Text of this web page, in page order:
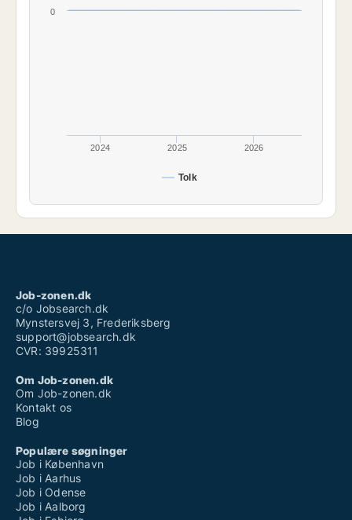
Tolk
2024 2025 2026
0
Job-zonen.dk
c/o Jobsearch.dk
Mynstersvej 3, Frederiksberg
support@jobsearch.dk
CVR: 39925311
Om Job-zonen.dk
Om Job-zonen.dk
Kontakt os
Blog
Populære søgninger
Job i København
Job i Aarhus
Job i Odense
Job i Aalborg